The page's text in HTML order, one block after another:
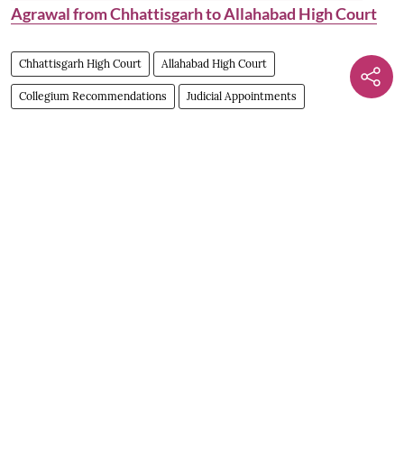
Agrawal from Chhattisgarh to Allahabad High Court
Chhattisgarh High Court Allahabad High Court
Collegium Recommendations Judicial Appointments